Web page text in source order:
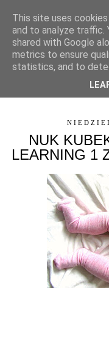
NUK
LEARNING 1
This site uses
and to analyze traffic.
shared with Google
metrics to ensure
statistics, and to